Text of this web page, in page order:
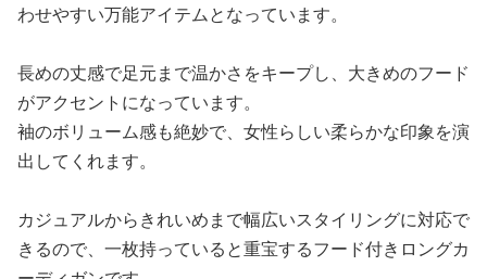
わせやすい万能アイテムとなっています。
長めの丈感で足元まで温かさをキープし、大きめのフード
がアクセントになっています。
袖のボリューム感も絶妙で、女性らしい柔らかな印象を演
出してくれます。
カジュアルからきれいめまで幅広いスタイリングに対応で
きるので、一枚持っていると重宝するフード付きロングカ